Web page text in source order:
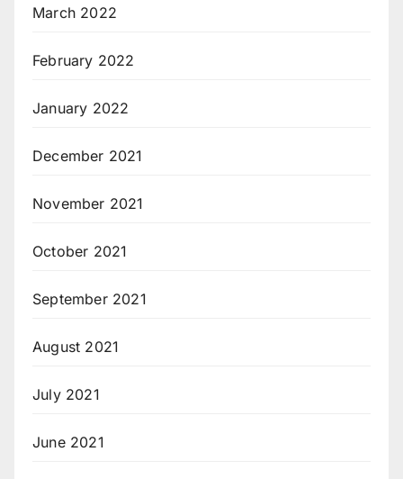
March 2022
February 2022
January 2022
December 2021
November 2021
October 2021
September 2021
August 2021
July 2021
June 2021